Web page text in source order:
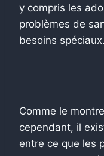
y compris les
problèmes de
besoins spéciaux.
Comme le
cependant, il
entre ce que les